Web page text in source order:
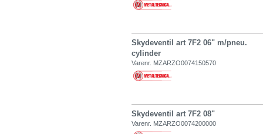
Skydeventil art 7F2 06" m/pneu.
cylinder
Varenr. MZARZO0074150570
Skydeventil art 7F2 08"
Varenr. MZARZO0074200000